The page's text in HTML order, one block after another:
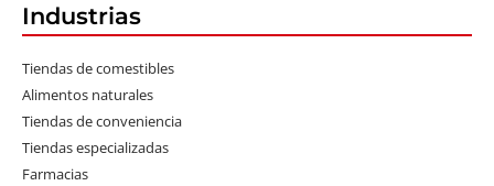
Industrias
Tiendas de comestibles
Alimentos naturales
Tiendas de conveniencia
Tiendas especializadas
Farmacias